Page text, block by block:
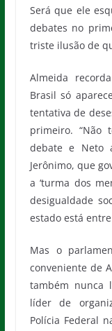
Será que ele
debates no
triste ilusão de
Almeida
Brasil só
tentativa de
primeiro. “Não
debate e Neto
Jerônimo, que
a ‘turma dos
desigualdade
estado está
Mas o
conveniente de
também nunca
líder de
Polícia Federal